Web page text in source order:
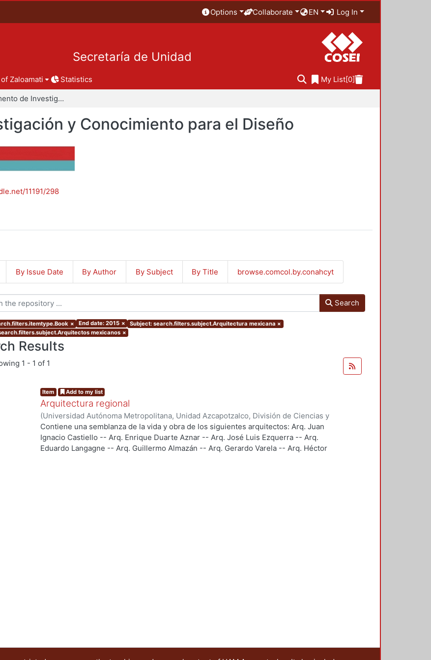
Options Collaborate EN Log In
Secretaría de Unidad
Zaloamati Statistics My List[0]
Departamento de Investigación y Conocimiento para el Diseño
y Conocimiento para el Diseño
11191/298
By Issue Date By Author By Subject By Title browse.comcol.by.conahcyt
Search
× End date: 2015 × Subject: search.filters.subject.Arquitectura mexicana ×
mexicanos ×
Results
1 - 1 of 1
Item Add to my list
Arquitectura regional
(Universidad Autónoma Metropolitana, Unidad Azcapotzalco, División de Ciencias y
Artes para el Diseño, Departamento de Investigación y Conocimiento para el
Diseño,2012)Langagne Ortega, Eduardo
Contiene una semblanza de la vida y obra de los siguientes arquitectos: Arq. Juan
Ignacio Castiello -- Arq. Enrique Duarte Aznar -- Arq. José Luis Ezquerra -- Arq.
Eduardo Langagne -- Arq. Guillermo Almazán -- Arq. Gerardo Varela -- Arq. Héctor